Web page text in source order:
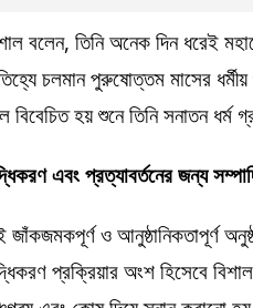
বলেন, তিনি অনেক দিন ধরেই
চলমান পুরুষোত্তম মাসের
বিবেচিত হয় শুনে তিনি সনাতন
এবং প্রত্যাবর্তনের জন্য
জাঁকজমকপূর্ণ ও আনুষ্ঠানিকতাপূর্ণ
প্রক্রিয়ার অংশ হিসেবে